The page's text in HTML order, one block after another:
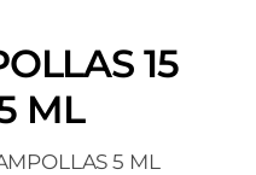
15
ML
5 ML